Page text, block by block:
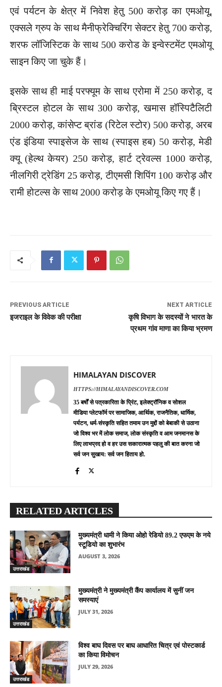
एवं पर्यटन के क्षेत्र में निवेश हेतु 500 करोड़ का एमओयू,
एक्सले ग्रुप के साथ मैनीफ्रेक्चिरिंग सेक्टर हेतु 700 करोड़,
शरफ लॉजिस्टिक के साथ 500 करोड के इन्वेस्टमेंट एमओयू
साइन किए जा चुके हैं।
इसके साथ ही माई परफ्यूम के साथ एरोमा में 250 करोड़, द
ब्रिस्टल होटल के साथ 300 करोड़, खमास हॉस्पिटैलिटी
2000 करोड़, कांसेप्ट ब्रांड (रिटेल स्टोर) 500 करोड़, अरब
एंड इंडिया स्पाइसेज के साथ (स्पाइस हब) 50 करोड़, मेडी
क्यू (हेल्थ केयर) 250 करोड़, हार्ट ट्रेवल्स 1000 करोड़,
नीलगिरी ट्रेडिंग 25 करोड़, टीएमसी शिपिंग 100 करोड़ और
रामी होटल्स के साथ 2000 करोड़ के एमओयू किए गए हैं।
PREVIOUS ARTICLE
इजराइल के विवेक की परीक्षा
NEXT ARTICLE
कृषि विभाग के सदस्यों ने भारत के
प्रथम गांव माणा का किया भ्रमण
HIMALAYAN DISCOVER
HTTPS://HIMALAYANDISCOVER.COM
35 बर्षों से पत्रकारिता के प्रिंट, इलेक्ट्रॉनिक व सोशल
मीडिया प्लेटफॉर्म पर सामाजिक, आर्थिक, राजनैतिक, धार्मिक,
पर्यटन, धर्म-संस्कृति सहित तमाम उन मुद्दों को बेबाकी से उठाना
जो विश्व भर में लोक समाज, लोक संस्कृति व आम जनमानस के
लिए लाभप्रद हो व हर उस सकारात्मक पहलु की बात करना जो
सर्व जन सुखाय: सर्व जन हिताय हो.
RELATED ARTICLES
उत्तराखंड
मुख्यमंत्री धामी ने किया ओहो रेडियो 89.2 एफएम के नये
स्टूडियो का शुभारंभ
AUGUST 3, 2026
उत्तराखंड
मुख्यमंत्री ने मुख्यमंत्री कैंप कार्यालय में सुनीं जन
समस्याएं
JULY 31, 2026
उत्तराखंड
विश्व बाघ दिवस पर बाघ आधारित चित्र एवं पोस्टकार्ड
का किया विमोचन
JULY 29, 2026